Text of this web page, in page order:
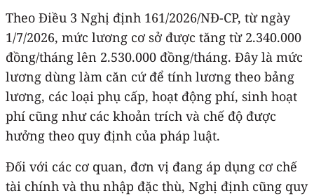
Theo Điều 3 Nghị định 161/2026/NĐ-CP, từ ngày
1/7/2026, mức lương cơ sở được tăng từ 2.340.000
đồng/tháng lên 2.530.000 đồng/tháng. Đây là mức
lương dùng làm căn cứ để tính lương theo bảng
lương, các loại phụ cấp, hoạt động phí, sinh hoạt
phí cũng như các khoản trích và chế độ được
hưởng theo quy định của pháp luật.
Đối với các cơ quan, đơn vị đang áp dụng cơ chế
tài chính và thu nhập đặc thù, Nghị định cũng quy